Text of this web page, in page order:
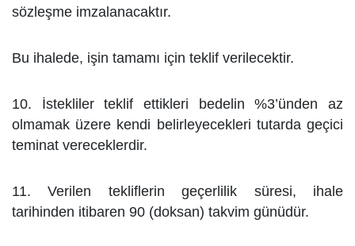
sözleşme imzalanacaktır.
Bu ihalede, işin tamamı için teklif verilecektir.
10. İstekliler teklif ettikleri bedelin %3’ünden az
olmamak üzere kendi belirleyecekleri tutarda geçici
teminat vereceklerdir.
11. Verilen tekliflerin geçerlilik süresi, ihale
tarihinden itibaren 90 (doksan) takvim günüdür.